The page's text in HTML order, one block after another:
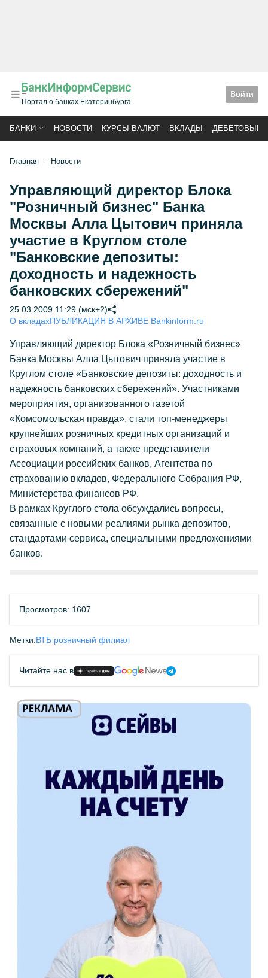
Портал о банках Екатеринбурга
Войти
БАНКИ НОВОСТИ КУРСЫ ВАЛЮТ ВКЛАДЫ ДЕБЕТОВЫЕ
Главная Новости
Управляющий директор Блока
"Розничный бизнес" Банка
Москвы Алла Цытович приняла
участие в Круглом столе
"Банковские депозиты:
доходность и надежность
банковских сбережений"
25.03.2009 11:29 (мск+2)
О вкладахПУБЛИКАЦИЯ В АРХИВЕ Bankinform.ru
Управляющий директор Блока «Розничный бизнес»
Банка Москвы Алла Цытович приняла участие в
Круглом столе «Банковские депозиты: доходность и
надежность банковских сбережений». Участниками
мероприятия, организованного газетой
«Комсомольская правда», стали топ-менеджеры
крупнейших розничных кредитных организаций и
страховых компаний, а также представители
Ассоциации российских банков, Агентства по
страхованию вкладов, Федерального Собрания РФ,
Министерства финансов РФ.
В рамках Круглого стола обсуждались вопросы,
связанные с новыми реалиями рынка депозитов,
стандартами сервиса, специальными предложениями
банков.
Просмотров: 1607
Метки:ВТБ розничный филиал
Читайте нас в